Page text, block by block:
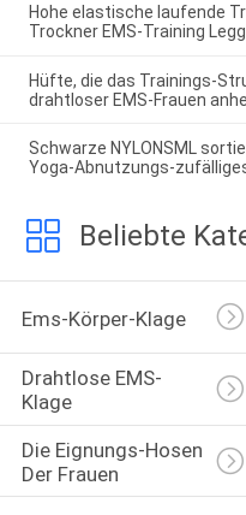
Hohe elastische laufende
Trockner EMS-Training
Hüfte, die das Trainings-
drahtloser EMS-Frauen
Schwarze NYLONSML
Yoga-Abnutzungs-
Beliebte
Ems-Körper-Klage
Drahtlose EMS-
Klage
Die Eignungs-Hosen
Der Frauen